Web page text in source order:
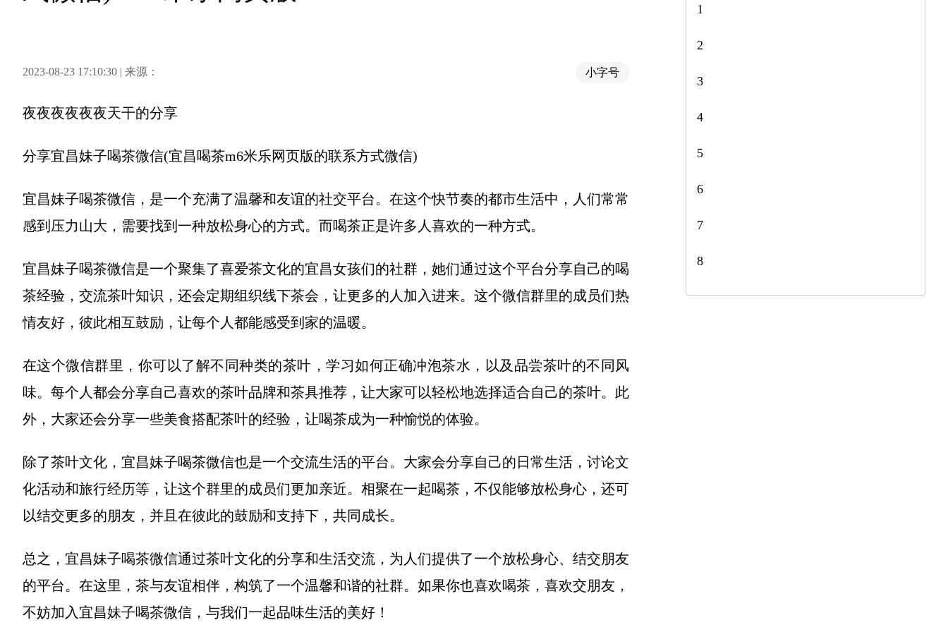
2023-08-23 17:10:30 | 来源： 小字号
夜夜夜夜夜夜天干的分享
分享宜昌妹子喝茶微信(宜昌喝茶m6米乐网页版的联系方式微信)
宜昌妹子喝茶微信，是一个充满了温馨和友谊的社交平台。在这个快节奏的都市生活中，人们常常
感到压力山大，需要找到一种放松身心的方式。而喝茶正是许多人喜欢的一种方式。
宜昌妹子喝茶微信是一个聚集了喜爱茶文化的宜昌女孩们的社群，她们通过这个平台分享自己的喝
茶经验，交流茶叶知识，还会定期组织线下茶会，让更多的人加入进来。这个微信群里的成员们热
情友好，彼此相互鼓励，让每个人都能感受到家的温暖。
在这个微信群里，你可以了解不同种类的茶叶，学习如何正确冲泡茶水，以及品尝茶叶的不同风
味。每个人都会分享自己喜欢的茶叶品牌和茶具推荐，让大家可以轻松地选择适合自己的茶叶。此
外，大家还会分享一些美食搭配茶叶的经验，让喝茶成为一种愉悦的体验。
除了茶叶文化，宜昌妹子喝茶微信也是一个交流生活的平台。大家会分享自己的日常生活，讨论文
化活动和旅行经历等，让这个群里的成员们更加亲近。相聚在一起喝茶，不仅能够放松身心，还可
以结交更多的朋友，并且在彼此的鼓励和支持下，共同成长。
总之，宜昌妹子喝茶微信通过茶叶文化的分享和生活交流，为人们提供了一个放松身心、结交朋友
的平台。在这里，茶与友谊相伴，构筑了一个温馨和谐的社群。如果你也喜欢喝茶，喜欢交朋友，
不妨加入宜昌妹子喝茶微信，与我们一起品味生活的美好！
1
2
3
4
5
6
7
8